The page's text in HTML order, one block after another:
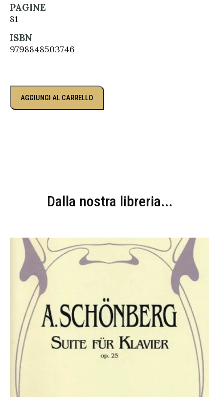
PAGINE
81
ISBN
9798848503746
AGGIUNGI AL CARRELLO
Dalla nostra libreria...